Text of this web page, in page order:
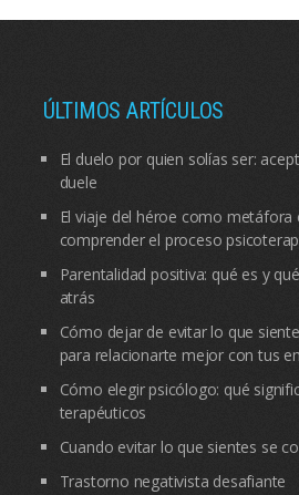
ÚLTIMOS ARTÍCULOS
El duelo por quien solías ser:
duele
El viaje del héroe como metáfora
comprender el proceso
Parentalidad positiva: qué es y
atrás
Cómo dejar de evitar lo que
para relacionarte mejor con tus
Cómo elegir psicólogo: qué
terapéuticos
Cuando evitar lo que sientes se
Trastorno negativista desafiante